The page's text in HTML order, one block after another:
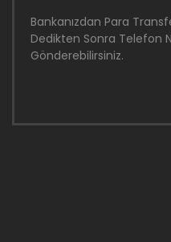
Bankanızdan Para
Dedikten Sonra Telefon
Gönderebilirsiniz.